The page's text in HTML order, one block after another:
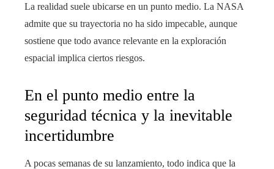
La realidad suele ubicarse en un punto medio. La NASA
admite que su trayectoria no ha sido impecable, aunque
sostiene que todo avance relevante en la exploración
espacial implica ciertos riesgos.
En el punto medio entre la
seguridad técnica y la inevitable
incertidumbre
A pocas semanas de su lanzamiento, todo indica que la